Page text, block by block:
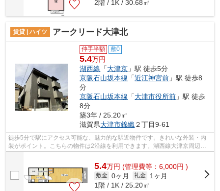
2階 / 1K / 30.68㎡
賃貸 | ハイツ アークリード大津北
仲手半額 敷0
5.4万円
湖西線 「大津京 」駅 徒歩5分
京阪石山坂本線 「近江神宮前 」駅 徒歩8
分
京阪石山坂本線 「大津市役所前 」駅 徒歩
8分
築3年 / 25.20㎡
滋賀県大津市錦織２丁目9-61
徒歩5分で駅にアクセス可能な、魅力的な駅近物件です。きれいな外装・内
装がポイント。こちらの物件は2沿線を利用できます。湖西線大津京周辺の
5.4万円 (管理費等：6,000円 )
敷金 0ヶ月 礼金
1ヶ月
1階 / 1K / 25.20㎡